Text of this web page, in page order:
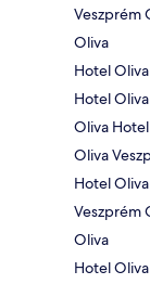
Veszprém
Oliva
Hotel
Hotel
Oliva
Oliva
Hotel
Veszprém
Oliva
Hotel